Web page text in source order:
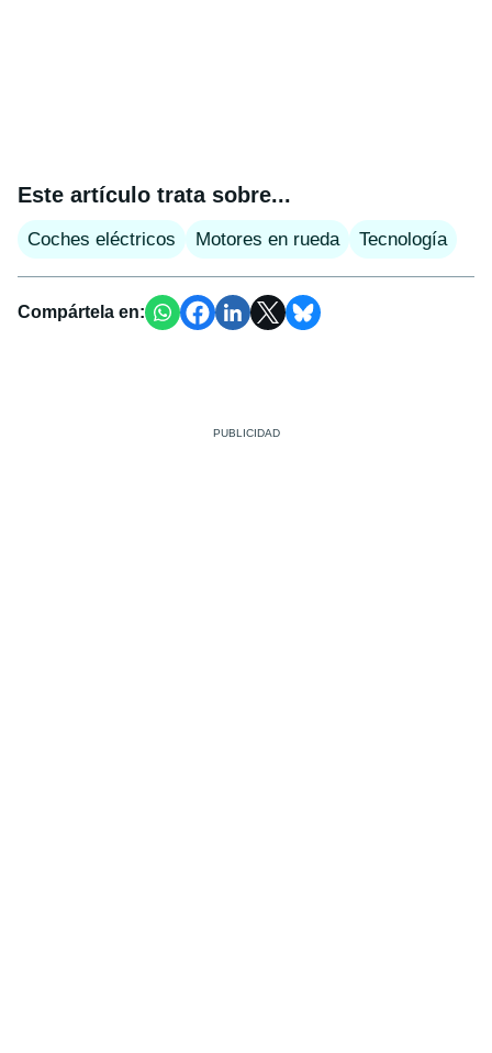
Este artículo trata sobre...
Coches eléctricos Motores en rueda Tecnología
Compártela en: